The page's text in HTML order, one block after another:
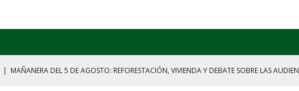
| EL GRAN GURÚ: BECAS CON REMITENTE, HUACHICOL INDUSTRIAL Y UNA LEY BAJO CERO